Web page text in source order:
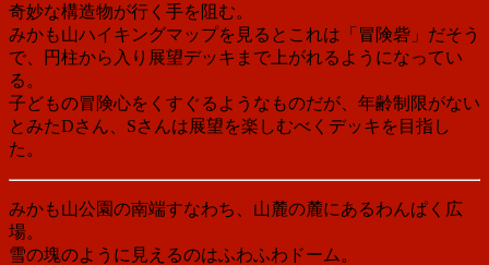
奇妙な構造物が行く手を阻む。
みかも山ハイキングマップを見るとこれは「冒険砦」だそう
で、円柱から入り展望デッキまで上がれるようになってい
る。
子どもの冒険心をくすぐるようなものだが、年齢制限がない
とみたDさん、Sさんは展望を楽しむべく デッキを目指し
た。
みかも山公園の南端すなわち、山麓の麓にあるわんぱく広
場。
雪の塊のように見えるのはふわふわドーム。